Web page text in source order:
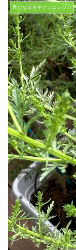
希少なヨモギクソニンジン